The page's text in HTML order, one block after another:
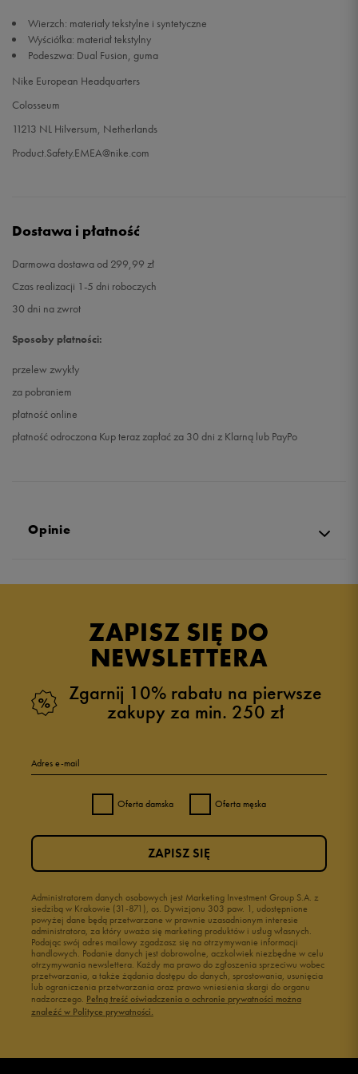
Wierzch: materiały tekstylne i syntetyczne
Wyściółka: materiał tekstylny
Podeszwa: Dual Fusion, guma
Nike European Headquarters
Colosseum
11213 NL Hilversum, Netherlands
Product.Safety.EMEA@nike.com
Dostawa i płatność
Darmowa dostawa od 299,99 zł
Czas realizacji 1-5 dni roboczych
30 dni na zwrot
Sposoby płatności:
przelew zwykły
za pobraniem
płatność online
płatność odroczona Kup teraz zapłać za 30 dni z Klarną lub PayPo
Opinie
ZAPISZ SIĘ DO
NEWSLETTERA
Zgarnij 10% rabatu na pierwsze
zakupy za min. 250 zł
Adres e-mail
Oferta damska Oferta męska
Administratorem danych osobowych jest Marketing Investment Group S.A. z
siedzibą w Krakowie (31-871), os. Dywizjonu 303 paw. 1, udostępnione
powyżej dane będą przetwarzane w prawnie uzasadnionym interesie
administratora, za który uważa się marketing produktów i usług własnych.
Podając swój adres mailowy zgadzasz się na otrzymywanie informacji
handlowych. Podanie danych jest dobrowolne, aczkolwiek niezbędne w celu
otrzymywania newslettera. Każdy ma prawo do zgłoszenia sprzeciwu wobec
przetwarzania, a także żądania dostępu do danych, sprostowania, usunięcia
lub ograniczenia przetwarzania oraz prawo wniesienia skargi do organu
nadzorczego. Pełną treść oświadczenia o ochronie prywatności można
znaleźć w Polityce prywatności.
ZAPISZ SIĘ